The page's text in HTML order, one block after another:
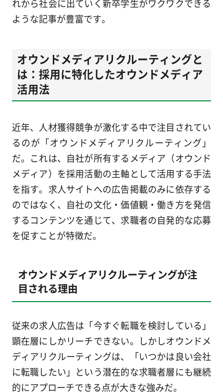
れから社会に出ていく新卒学生がワクワクできる
ような記事が豊富です。
オウンドメディアリクルーティングと
は：採用に特化したオウンドメディア
活用法
近年、人材獲得競争が激化する中で注目されてい
るのが「オウンドメディアリクルーティング」
だ。これは、自社が所有するメディア（オウンド
メディア）を採用活動の主軸として活用する手法
を指す。求人サイトへの広告掲載のみに依存する
のではなく、自社の文化・価値観・働き方を発信
するコンテンツを通じて、求職者の自発的な応募
を促すことが特徴だ。
オウンドメディアリクルーティングが注
目される理由
従来の求人広告は「今すぐ転職を検討している」
顕在層にしかリーチできない。しかしオウンドメ
ディアリクルーティングは、「いつかは良い会社
に転職したい」という潜在的な求職者層にも継続
的にアプローチできる点が大きな強みだ。